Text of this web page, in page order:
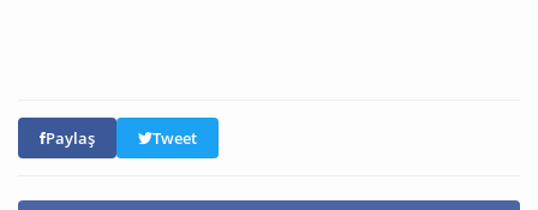
Paylaş Tweet